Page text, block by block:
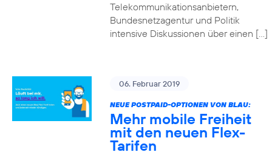
Telekommunikationsanbietern,
Bundesnetzagentur und Politik
intensive Diskussionen über einen […]
06. Februar 2019
NEUE POSTPAID-OPTIONEN VON BLAU:
Mehr mobile Freiheit
mit den neuen Flex-
Tarifen